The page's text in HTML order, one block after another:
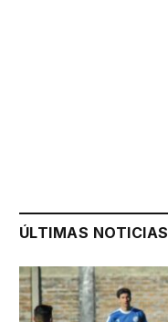
ÚLTIMAS NOTICIAS